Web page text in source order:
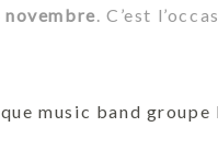
novembre. C’est